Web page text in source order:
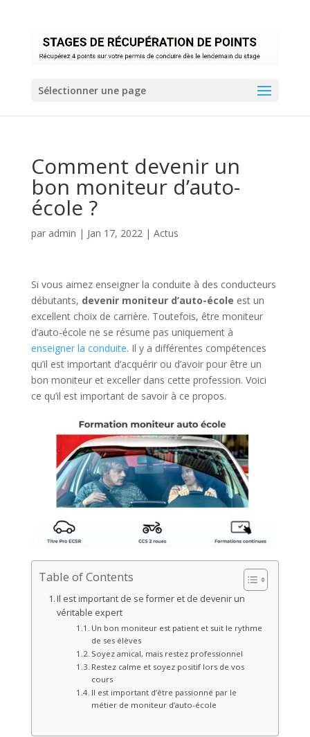
Sélectionner une page
Comment devenir un
bon moniteur d’auto-
école ?
par admin | Jan 17, 2022| Actus
Si vous aimez enseigner la conduite à des conducteurs
débutants, devenir moniteur d’auto-école est un
excellent choix de carrière. Toutefois, être moniteur
d’auto-école ne se résume pas uniquement à
enseigner la conduite. Il y a différentes compétences
qu’il est important d’acquérir ou d’avoir pour être un
bon moniteur et exceller dans cette profession. Voici
ce qu’il est important de savoir à ce propos.
Table of Contents
Il est important de se former et de devenir un
véritable expert
Un bon moniteur est patient et suit le rythme
de ses élèves
Soyez amical, mais restez professionnel
Restez calme et soyez positif lors de vos
cours
Il est important d’être passionné par le
métier de moniteur d’auto-école